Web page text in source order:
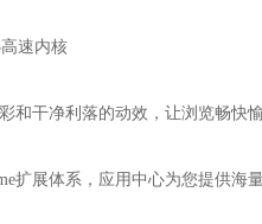
速内核
和干净利落的动效，让浏览畅快
扩展体系，应用中心为您提供海